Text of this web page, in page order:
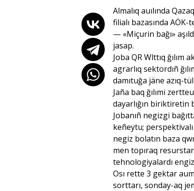
Almalıq auılında
filialı bazasında
— «Miçurin bağı»
jasap.
Joba QR Wlttıq ğılım
agrarlıq sektordıñ
damıtuğa jäne azıq-
Jaña baq ğılımi
dayarlığın biriktiretin
Jobanıñ negizgi
keñeytu;
negiz bolatın baza
men topıraq
tehnologiyalardı
Osı rette 3 gektar
sorttarı, sonday-aq